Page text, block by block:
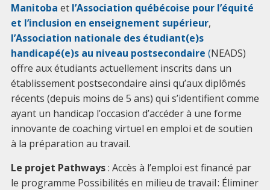
Manitoba et l’Association québécoise pour l’équité
et l’inclusion en enseignement supérieur,
l’Association nationale des étudiant(e)s
handicapé(e)s au niveau postsecondaire (NEADS)
offre aux étudiants actuellement inscrits dans un
établissement postsecondaire ainsi qu’aux diplômés
récents (depuis moins de 5 ans) qui s’identifient comme
ayant un handicap l’occasion d’accéder à une forme
innovante de coaching virtuel en emploi et de soutien
à la préparation au travail.
Le projet Pathways: Accès à l’emploi est financé par
le programme Possibilités en milieu de travail : Éliminer